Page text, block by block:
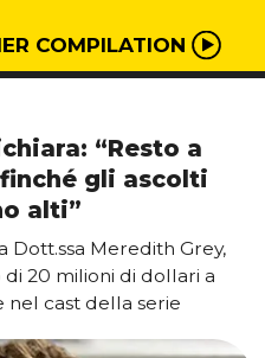
COMPILATION
“Resto a
finché gli ascolti
alti”
Dott.ssa Meredith Grey,
20 milioni di dollari a
nel cast della serie